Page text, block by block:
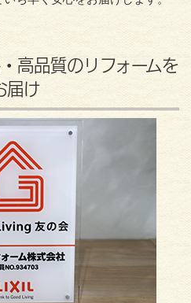
高品質のリフォームを
届け